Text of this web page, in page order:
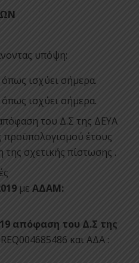
υπόψη:
ισχύει σήμερα.
ισχύει σήμερα.
του Δ.Σ της ΔΕΥΑ
προϋπολογισμού έτους
της σχετικής πίστωσης .
με ΑΔΑΜ:
απόφαση του Δ.Σ της
και ΑΔΑ :